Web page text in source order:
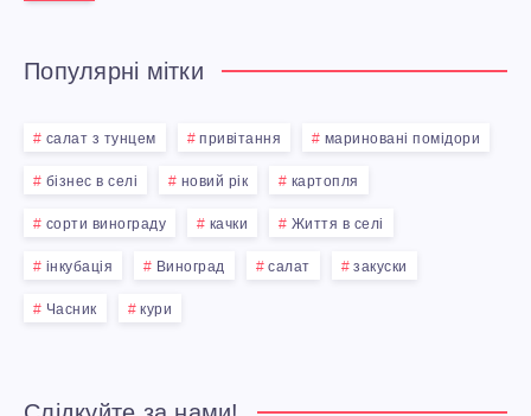
А
Т
И
В
Л
И
П
О
Р
А
Д
С
Т
В
О
Р
Т
В
С
Е
Л
І
З
М
:
1
0
Популярні мітки
салат з тунцем привітання мариновані помідори
бізнес в селі новий рік картопля
сорти винограду качки Життя в селі
інкубація Виноград салат закуски
Часник кури